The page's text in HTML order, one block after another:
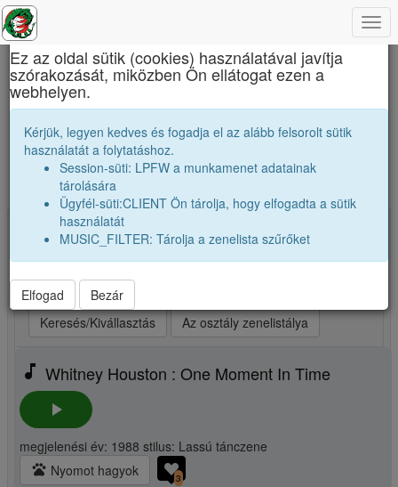
Báthory István Elméleti Líceum
A mi osztályunk zenetoplistája. Ezeket
számokat szívesen hallgatjuk.
Új zene, vagy kedvenceim kiválasztása
Kiválasztva: 25 Indítsd a lejátszót! (max 25)
Legjobb szám elsőnek Legjobb szám utoljára
Véletlenszerüen
Keresés/Kivállasztás
Az osztály zenelistálya
music_note Whitney Houston : One Moment In Time
play_arrow
megjelenési év: 1988 stilus: Lassú tánczene
pets Nyomot hagyok 3
×
Ez az oldal sütik (cookies) használatával javítja
szórakozását, miközben Ön ellátogat ezen a
webhelyen.
Kérjük, legyen kedves és fogadja el az alább felsorolt sütik
használatát a folytatáshoz.
Session-süti: LPFW a munkamenet adatainak
tárolására
Ügyfél-süti:CLIENT Ön tárolja, hogy elfogadta a sütik
használatát
MUSIC_FILTER: Tárolja a zenelista szűrőket
Elfogad Bezár